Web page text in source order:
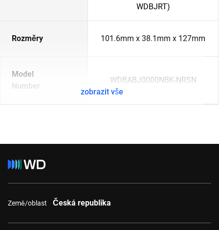
WDBJRT)
Rozměry 101.6mm x 38.1mm x 127mm
Model
Number
WDBABJ0000NBK-NRSN
zobrazit vše
Země/oblast Česká republika